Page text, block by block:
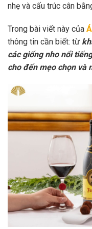
nhẹ và cấu trúc cân
Trong bài viết này của
thông tin cần biết: từ
các giống nho nổi
cho đến mẹo chọn và